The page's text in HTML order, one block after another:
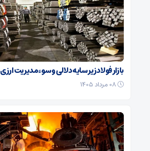
بازار فولاد زیر سایه دلالی و سوءمدیریت ارزی